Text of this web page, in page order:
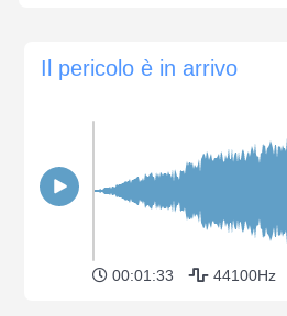
Il pericolo è in arrivo
00:01:33 44100Hz